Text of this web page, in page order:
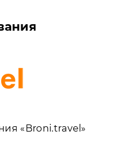
«Broni.travel»